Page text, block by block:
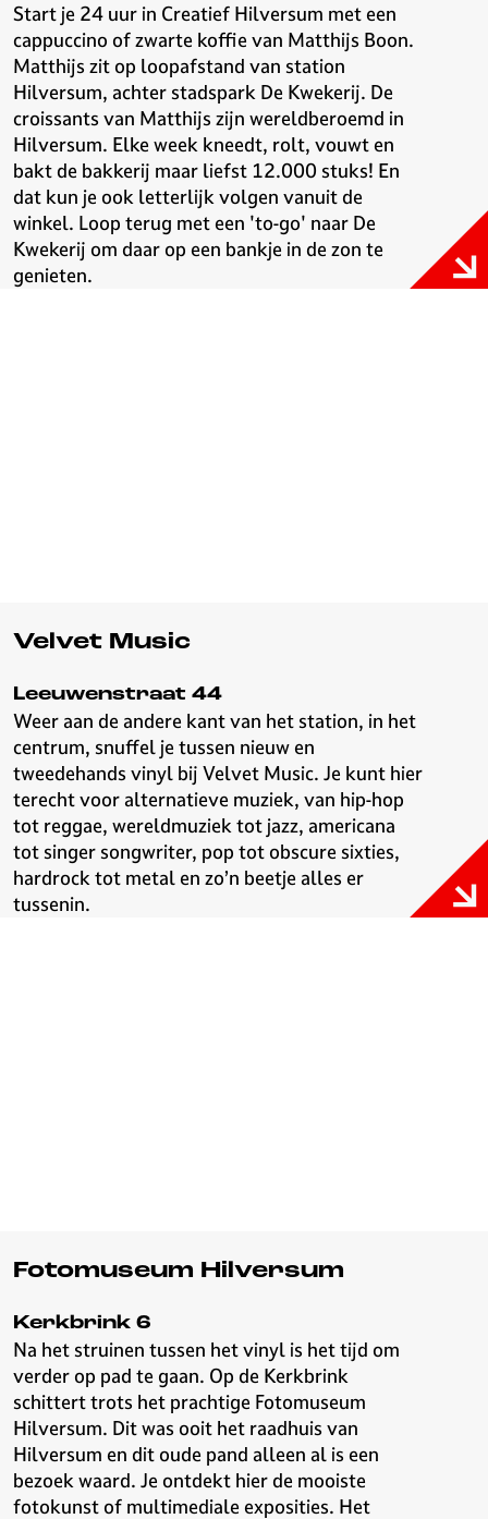
u
m
Start je 24 uur in Creatief Hilversum met een
cappuccino of zwarte koffie van Matthijs Boon.
Matthijs zit op loopafstand van station
Hilversum, achter stadspark De Kwekerij. De
croissants van Matthijs zijn wereldberoemd in
Hilversum. Elke week kneedt, rolt, vouwt en
bakt de bakkerij maar liefst 12.000 stuks! En
dat kun je ook letterlijk volgen vanuit de
winkel. Loop terug met een 'to-go' naar De
Kwekerij om daar op een bankje in de zon te
genieten.
Velvet Music
Leeuwenstraat 44
Weer aan de andere kant van het station, in het
centrum, snuffel je tussen nieuw en
tweedehands vinyl bij Velvet Music. Je kunt hier
terecht voor alternatieve muziek, van hip-hop
tot reggae, wereldmuziek tot jazz, americana
tot singer songwriter, pop tot obscure sixties,
hardrock tot metal en zo’n beetje alles er
tussenin.
Fotomuseum Hilversum
Kerkbrink 6
Na het struinen tussen het vinyl is het tijd om
verder op pad te gaan. Op de Kerkbrink
schittert trots het prachtige Fotomuseum
Hilversum. Dit was ooit het raadhuis van
Hilversum en dit oude pand alleen al is een
bezoek waard. Je ontdekt hier de mooiste
fotokunst of multimediale exposities. Het